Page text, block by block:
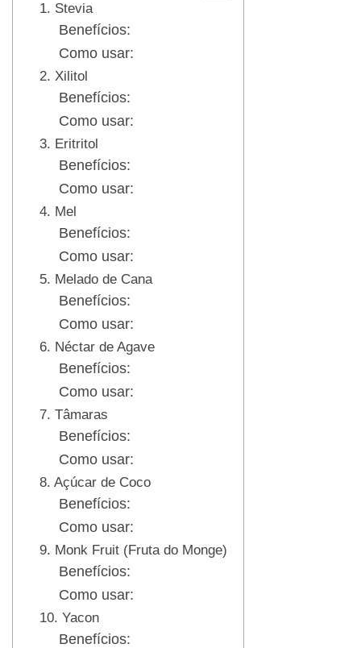
1. Stevia
Benefícios:
Como usar:
2. Xilitol
Benefícios:
Como usar:
3. Eritritol
Benefícios:
Como usar:
4. Mel
Benefícios:
Como usar:
5. Melado de Cana
Benefícios:
Como usar:
6. Néctar de Agave
Benefícios:
Como usar:
7. Tâmaras
Benefícios:
Como usar:
8. Açúcar de Coco
Benefícios:
Como usar:
9. Monk Fruit (Fruta do Monge)
Benefícios:
Como usar:
10. Yacon
Benefícios: